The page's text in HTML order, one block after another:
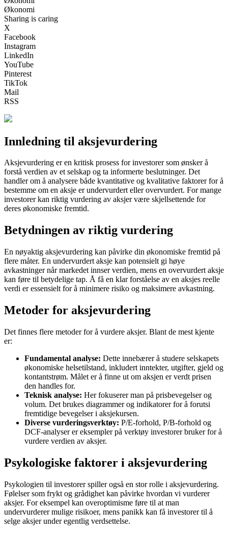
Økonomi
Sharing is caring
X
Facebook
Instagram
LinkedIn
YouTube
Pinterest
TikTok
Mail
RSS
Innledning til aksjevurdering
Aksjevurdering er en kritisk prosess for investorer som ønsker å
forstå verdien av et selskap og ta informerte beslutninger. Det
handler om å analysere både kvantitative og kvalitative faktorer for å
bestemme om en aksje er undervurdert eller overvurdert. For mange
investorer kan riktig vurdering av aksjer være skjellsettende for
deres økonomiske fremtid.
Betydningen av riktig vurdering
En nøyaktig aksjevurdering kan påvirke din økonomiske fremtid på
flere måter. En undervurdert aksje kan potensielt gi høye
avkastninger når markedet innser verdien, mens en overvurdert aksje
kan føre til betydelige tap. Å få en klar forståelse av en aksjes reelle
verdi er essensielt for å minimere risiko og maksimere avkastning.
Metoder for aksjevurdering
Det finnes flere metoder for å vurdere aksjer. Blant de mest kjente
er:
Fundamental analyse: Dette innebærer å studere selskapets
økonomiske helsetilstand, inkludert inntekter, utgifter, gjeld og
kontantstrøm. Målet er å finne ut om aksjen er verdt prisen
den handles for.
Teknisk analyse: Her fokuserer man på prisbevegelser og
volum. Det brukes diagrammer og indikatorer for å forutsi
fremtidige bevegelser i aksjekursen.
Diverse vurderingsverktøy: P/E-forhold, P/B-forhold og
DCF-analyser er eksempler på verktøy investorer bruker for å
vurdere verdien av aksjer.
Psykologiske faktorer i aksjevurdering
Psykologien til investorer spiller også en stor rolle i aksjevurdering.
Følelser som frykt og grådighet kan påvirke hvordan vi vurderer
aksjer. For eksempel kan overoptimisme føre til at man
undervurderer mulige risikoer, mens panikk kan få investorer til å
selge aksjer under egentlig verdsettelse.